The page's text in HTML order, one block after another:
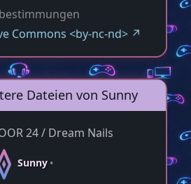
Commons <by-nc-nd>
Dateien von Sunny
24 / Dream Nails
Sunny